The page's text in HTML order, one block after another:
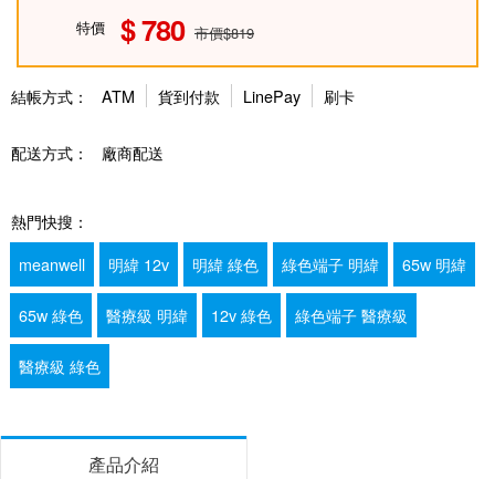
特價 780 市價$819
結帳方式： ATM 貨到付款 LinePay 刷卡
配送方式： 廠商配送
熱門快搜：
meanwell
明緯 12v 明緯 綠色 綠色端子 明緯 65w 明緯
65w 綠色 醫療級 明緯 12v 綠色 綠色端子 醫療級
醫療級 綠色
產品介紹